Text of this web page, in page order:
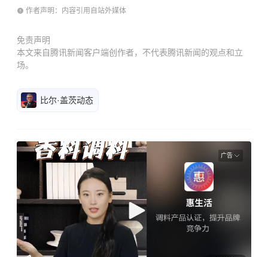
作者声明：内容引用自站外媒体
免责声明
本文来自腾讯新闻客户端创作者，不代表腾讯新闻的观点和立
场。
比尔·盖茨动态
广告